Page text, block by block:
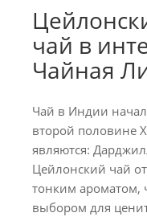
чай в
Чайная
Чай в Индии
второй половине
являются:
Цейлонский чай
тонким ароматом,
выбором для